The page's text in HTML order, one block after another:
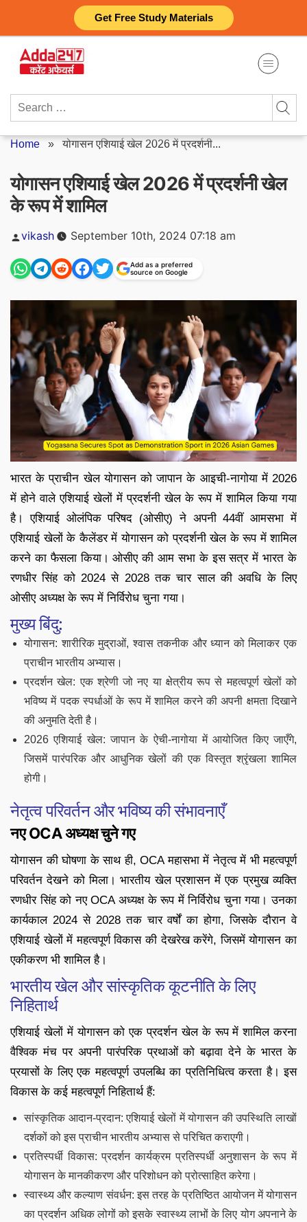
Get Free Study Materials
content
Search
Home »योगासन एशियाई खेल 2026 में प्रदर्शनी...
योगासन एशियाई खेल 2026 में प्रदर्शनी खेल
के रूप में शामिल
Posted
vikash September 10th, 2024 07:18 am
Add as a preferred
source on Google
भारत के प्राचीन खेल योगासन को जापान के आइची-नागोया में 2026
में होने वाले एशियाई खेलों में प्रदर्शनी खेल के रूप में शामिल किया गया
है। एशियाई ओलंपिक परिषद (ओसीए) ने अपनी 44वीं आमसभा में
एशियाई खेलों के कैलेंडर में योगासन को प्रदर्शनी खेल के रूप में शामिल
करने का फैसला किया। ओसीए की आम सभा के इस सत्र में भारत के
रणधीर सिंह को 2024 से 2028 तक चार साल की अवधि के लिए
ओसीए अध्यक्ष के रूप में निर्विरोध चुना गया।
मुख्य बिंदु:
योगासन: शारीरिक मुद्राओं, श्वास तकनीक और ध्यान को मिलाकर एक
प्राचीन भारतीय अभ्यास।
प्रदर्शन खेल: एक श्रेणी जो नए या क्षेत्रीय रूप से महत्वपूर्ण खेलों को
भविष्य में पदक स्पर्धाओं के रूप में शामिल करने की अपनी क्षमता दिखाने
की अनुमति देती है।
2026 एशियाई खेल: जापान के ऐची-नागोया में आयोजित किए जाएँगे,
जिसमें पारंपरिक और आधुनिक खेलों की एक विस्तृत श्रृंखला शामिल
होगी।
नेतृत्व परिवर्तन और भविष्य की संभावनाएँ
नए OCA अध्यक्ष चुने गए
योगासन की घोषणा के साथ ही, OCA महासभा में नेतृत्व में भी महत्वपूर्ण
परिवर्तन देखने को मिला। भारतीय खेल प्रशासन में एक प्रमुख व्यक्ति
रणधीर सिंह को नए OCA अध्यक्ष के रूप में निर्विरोध चुना गया। उनका
कार्यकाल 2024 से 2028 तक चार वर्षों का होगा, जिसके दौरान वे
एशियाई खेलों में महत्वपूर्ण विकास की देखरेख करेंगे, जिसमें योगासन का
एकीकरण भी शामिल है।
भारतीय खेल और सांस्कृतिक कूटनीति के लिए
निहितार्थ
एशियाई खेलों में योगासन को एक प्रदर्शन खेल के रूप में शामिल करना
वैश्विक मंच पर अपनी पारंपरिक प्रथाओं को बढ़ावा देने के भारत के
प्रयासों के लिए एक महत्वपूर्ण उपलब्धि का प्रतिनिधित्व करता है। इस
विकास के कई महत्वपूर्ण निहितार्थ हैं:
सांस्कृतिक आदान-प्रदान: एशियाई खेलों में योगासन की उपस्थिति लाखों
दर्शकों को इस प्राचीन भारतीय अभ्यास से परिचित कराएगी।
प्रतिस्पर्धी विकास: प्रदर्शन कार्यक्रम प्रतिस्पर्धी अनुशासन के रूप में
योगासन के मानकीकरण और परिशोधन को प्रोत्साहित करेगा।
स्वास्थ्य और कल्याण संवर्धन: इस तरह के प्रतिष्ठित आयोजन में योगासन
का प्रदर्शन अधिक लोगों को इसके स्वास्थ्य लाभों के लिए योग अपनाने के